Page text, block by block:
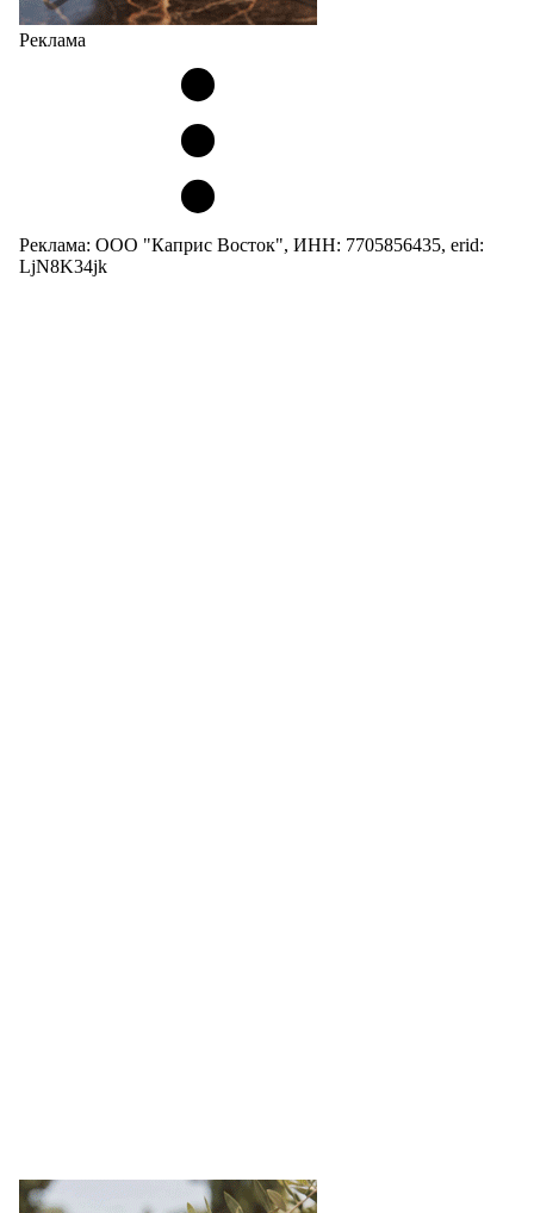
Реклама
Реклама: ООО "Каприс Восток", ИНН: 7705856435, erid:
LjN8K34jk